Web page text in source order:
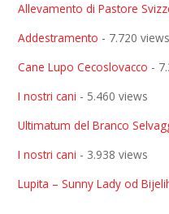
Allevamento di Pastore
Addestramento - 7.720 views
Cane Lupo Cecoslovacco -
I nostri cani - 5.460 views
Ultimatum del Branco
I nostri cani - 3.938 views
Lupita – Sunny Lady od